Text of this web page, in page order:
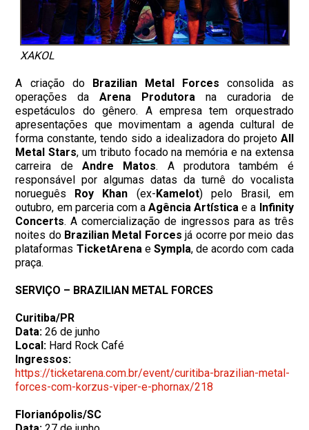
XAKOL
A criação do Brazilian Metal Forces consolida as
operações daArena Produtora na curadoria de
espetáculos do gênero. A empresa tem orquestrado
apresentações que movimentam a agenda cultural de
forma constante, tendo sido a idealizadora do projeto All
Metal Stars, um tributo focado na memória e na extensa
carreira deAndre Matos. A produtora também é
responsável por algumas datas da turnê do vocalista
norueguês Roy Khan (ex-Kamelot) pelo Brasil, em
outubro, em parceria com aAgência Artística e a Infinity
Concerts. A comercialização de ingressos para as três
noites do Brazilian Metal Forces já ocorre por meio das
plataformas TicketArena e Sympla, de acordo com cada
praça.
SERVIÇO – BRAZILIAN METAL FORCES
Curitiba/PR
Data: 26 de junho
Local: Hard Rock Café
Ingressos:
https://ticketarena.com.br/event/curitiba-brazilian-metal-
forces-com-korzus-viper-e-phornax/218
Florianópolis/SC